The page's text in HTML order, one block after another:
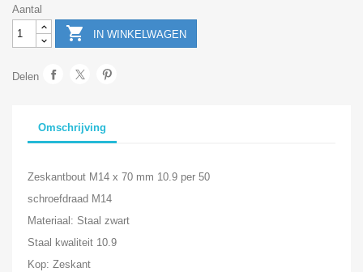
Aantal
 IN WINKELWAGEN
Delen
Omschrijving
Zeskantbout M14 x 70 mm 10.9 per 50
schroefdraad M14
Materiaal: Staal zwart
Staal kwaliteit 10.9
Kop: Zeskant